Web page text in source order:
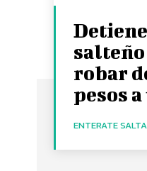
salteño
robar
pesos
ENTERATE SALTA